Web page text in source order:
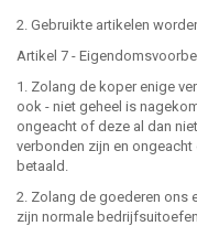
2. Gebruikte artikelen
Artikel 7 -
1. Zolang de koper enige
ook - niet geheel is
ongeacht of deze al dan
verbonden zijn en
betaald.
2. Zolang de goederen ons
zijn normale